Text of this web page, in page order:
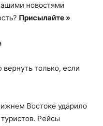
новостями
Присылайте »
только, если
Востоке ударило
Рейсы